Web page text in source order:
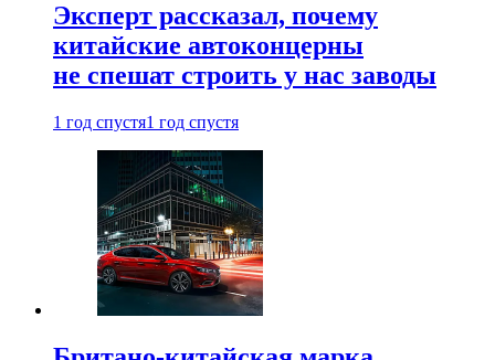
Эксперт рассказал, почему
китайские автоконцерны
не спешат строить у нас заводы
1 год спустя1 год спустя